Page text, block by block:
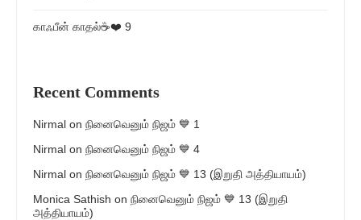
காஃபீன் காதல்☕❤️ 9
Recent Comments
Nirmal on நினைவெனும் நிஜம் 💙 1
Nirmal on நினைவெனும் நிஜம் 💙 4
Nirmal on நினைவெனும் நிஜம் 💙 13 (இறுதி அத்தியாயம்)
Monica Sathish on நினைவெனும் நிஜம் 💙 13 (இறுதி
அத்தியாயம்)